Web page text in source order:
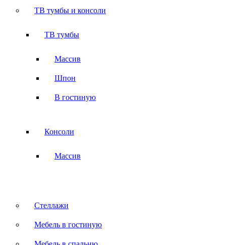
ТВ тумбы и консоли
ТВ тумбы
Массив
Шпон
В гостиную
Консоли
Массив
Стеллажи
Мебель в гостиную